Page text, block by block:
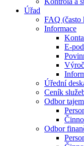
Úřad
FAQ (často
Informace
E-
Úřední
Ceník
Odbor
Odbor